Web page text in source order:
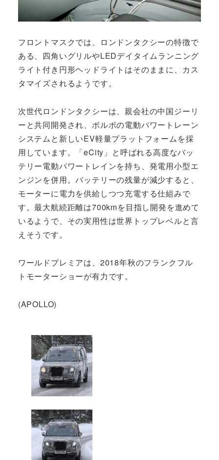
フロントマスクでは、ロンドンタクシーの特徴で
ある、四角いグリルやLEDデイタイムランニング
ライト付き円形ヘッドライトはそのままに、カス
タマイズされるようです。
次世代ロンドンタクシーは、親会社の中国ジーリ
ーと共同開発され、ボルボの電動パワートレーン
システムと新しいEV軽量プラットフォームを採
用しています。「eCity」と呼ばれる高度なバッ
テリー電動パワートレインを持ち、発電用小型エ
ンジンを併用。バッテリーの残量が減少すると、
モーターに電力を供給しつつ充電する仕組みで
す。最大航続距離は700kmを目指し開発を進めて
いるようで、その実用性は世界トップレベルと言
えそうです。
ワールドプレミアは、2018年秋のフランクフル
トモーターショーが有力です。
(APOLLO)